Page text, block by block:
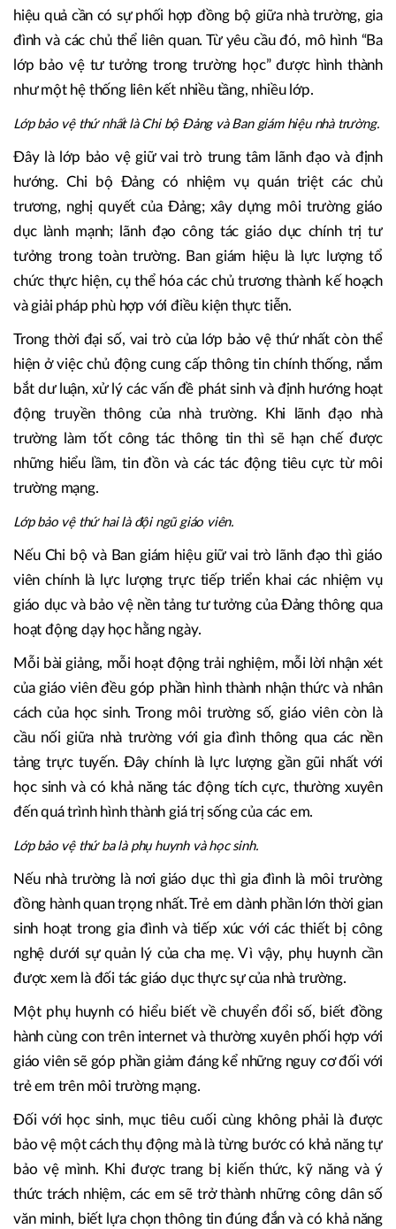
hiệu quả cần có sự phối hợp đồng bộ giữa nhà trường, gia
đình và các chủ thể liên quan. Từ yêu cầu đó, mô hình “Ba
lớp bảo vệ tư tưởng trong trường học” được hình thành
như một hệ thống liên kết nhiều tầng, nhiều lớp.
Lớp bảo vệ thứ nhất là Chi bộ Đảng và Ban giám hiệu nhà trường.
Đây là lớp bảo vệ giữ vai trò trung tâm lãnh đạo và định
hướng. Chi bộ Đảng có nhiệm vụ quán triệt các chủ
trương, nghị quyết của Đảng; xây dựng môi trường giáo
dục lành mạnh; lãnh đạo công tác giáo dục chính trị tư
tưởng trong toàn trường. Ban giám hiệu là lực lượng tổ
chức thực hiện, cụ thể hóa các chủ trương thành kế hoạch
và giải pháp phù hợp với điều kiện thực tiễn.
Trong thời đại số, vai trò của lớp bảo vệ thứ nhất còn thể
hiện ở việc chủ động cung cấp thông tin chính thống, nắm
bắt dư luận, xử lý các vấn đề phát sinh và định hướng hoạt
động truyền thông của nhà trường. Khi lãnh đạo nhà
trường làm tốt công tác thông tin thì sẽ hạn chế được
những hiểu lầm, tin đồn và các tác động tiêu cực từ môi
trường mạng.
Lớp bảo vệ thứ hai là đội ngũ giáo viên.
Nếu Chi bộ và Ban giám hiệu giữ vai trò lãnh đạo thì giáo
viên chính là lực lượng trực tiếp triển khai các nhiệm vụ
giáo dục và bảo vệ nền tảng tư tưởng của Đảng thông qua
hoạt động dạy học hằng ngày.
Mỗi bài giảng, mỗi hoạt động trải nghiệm, mỗi lời nhận xét
của giáo viên đều góp phần hình thành nhận thức và nhân
cách của học sinh. Trong môi trường số, giáo viên còn là
cầu nối giữa nhà trường với gia đình thông qua các nền
tảng trực tuyến. Đây chính là lực lượng gần gũi nhất với
học sinh và có khả năng tác động tích cực, thường xuyên
đến quá trình hình thành giá trị sống của các em.
Lớp bảo vệ thứ ba là phụ huynh và học sinh.
Nếu nhà trường là nơi giáo dục thì gia đình là môi trường
đồng hành quan trọng nhất. Trẻ em dành phần lớn thời gian
sinh hoạt trong gia đình và tiếp xúc với các thiết bị công
nghệ dưới sự quản lý của cha mẹ. Vì vậy, phụ huynh cần
được xem là đối tác giáo dục thực sự của nhà trường.
Một phụ huynh có hiểu biết về chuyển đổi số, biết đồng
hành cùng con trên internet và thường xuyên phối hợp với
giáo viên sẽ góp phần giảm đáng kể những nguy cơ đối với
trẻ em trên môi trường mạng.
Đối với học sinh, mục tiêu cuối cùng không phải là được
bảo vệ một cách thụ động mà là từng bước có khả năng tự
bảo vệ mình. Khi được trang bị kiến thức, kỹ năng và ý
thức trách nhiệm, các em sẽ trở thành những công dân số
văn minh, biết lựa chọn thông tin đúng đắn và có khả năng